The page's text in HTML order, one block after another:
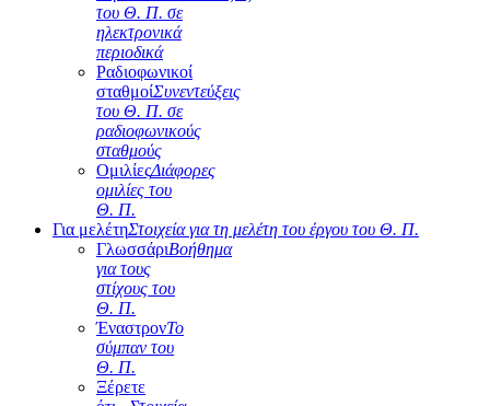
του Θ. Π. σε
ηλεκτρονικά
περιοδικά
Ραδιοφωνικοί
σταθμοίΣυνεντεύξεις
του Θ. Π. σε
ραδιοφωνικούς
σταθμούς
ΟμιλίεςΔιάφορες
ομιλίες του
Θ. Π.
Για μελέτηΣτοιχεία για τη μελέτη του έργου του Θ. Π.
ΓλωσσάριΒοήθημα
για τους
στίχους του
Θ. Π.
ΈναστρονΤο
σύμπαν του
Θ. Π.
Ξέρετε